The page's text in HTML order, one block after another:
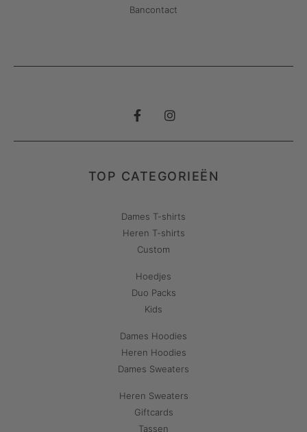
Bancontact
TOP CATEGORIEËN
Dames T-shirts
Heren T-shirts
Custom
Hoedjes
Duo Packs
Kids
Dames Hoodies
Heren Hoodies
Dames Sweaters
Heren Sweaters
Giftcards
Tassen